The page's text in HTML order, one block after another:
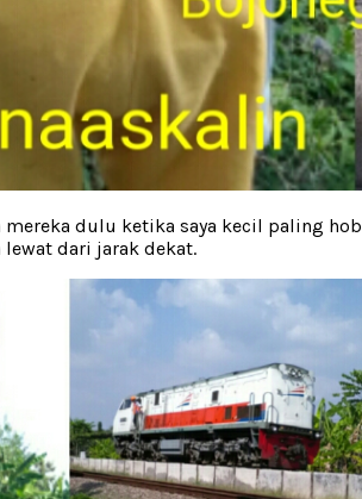
dulu ketika saya kecil paling
dari jarak dekat.